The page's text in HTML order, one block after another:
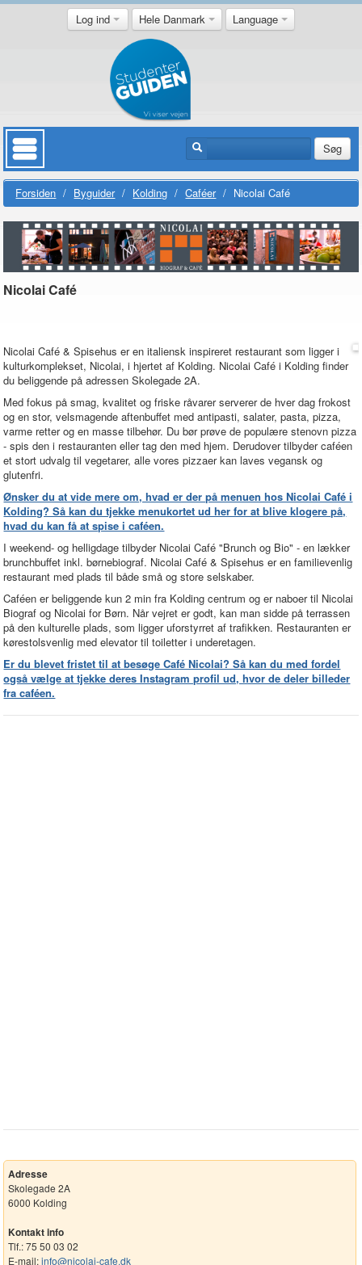
Log ind Hele Danmark Language
Søg
Forsiden / Byguider / Kolding / Caféer / Nicolai Café
Nicolai Café
Nicolai Café & Spisehus er en italiensk inspireret restaurant som ligger i
kulturkomplekset, Nicolai, i hjertet af Kolding. Nicolai Café i Kolding finder
du beliggende på adressen Skolegade 2A.
Med fokus på smag, kvalitet og friske råvarer serverer de hver dag frokost
og en stor, velsmagende aftenbuffet med antipasti, salater, pasta, pizza,
varme retter og en masse tilbehør. Du bør prøve de populære stenovn pizza
- spis den i restauranten eller tag den med hjem. Derudover tilbyder caféen
et stort udvalg til vegetarer, alle vores pizzaer kan laves vegansk og
glutenfri.
Ønsker du at vide mere om, hvad er der på menuen hos Nicolai Café i
Kolding? Så kan du tjekke menukortet ud her for at blive klogere på,
hvad du kan få at spise i caféen.
I weekend- og helligdage tilbyder Nicolai Café "Brunch og Bio" - en lækker
brunchbuffet inkl. børnebiograf. Nicolai Café & Spisehus er en familievenlig
restaurant med plads til både små og store selskaber.
Caféen er beliggende kun 2 min fra Kolding centrum og er naboer til Nicolai
Biograf og Nicolai for Børn. Når vejret er godt, kan man sidde på terrassen
på den kulturelle plads, som ligger uforstyrret af trafikken. Restauranten er
kørestolsvenlig med elevator til toiletter i underetagen.
Er du blevet fristet til at besøge Café Nicolai? Så kan du med fordel
også vælge at tjekke deres Instagram profil ud, hvor de deler billeder
fra caféen.
Adresse
Skolegade 2A
6000 Kolding
Kontakt info
Tlf.: 75 50 03 02
E-mail:info@nicolai-cafe.dk